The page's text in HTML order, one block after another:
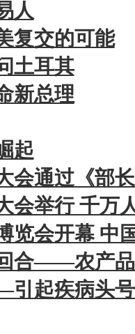
人
复交的可能
土耳其
新总理
起
会通过《部
会举行 千万
览会开幕 中
合——农产
起疾病头